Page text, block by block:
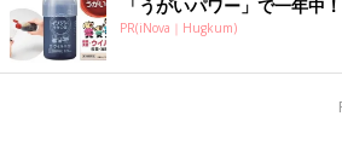
「うがいパワー」で一年中
PR(iNova｜Hugkum)